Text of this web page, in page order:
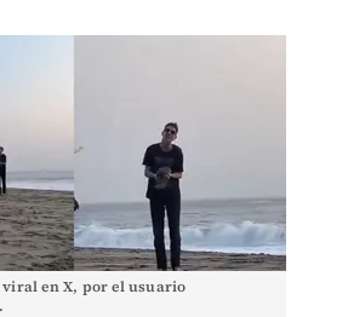
viral en X, por el usuario